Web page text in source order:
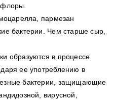
флоры.
пармезан
бактерии. Чем старше сыр,
образуются в процессе
ее употреблению в
бактерии, защищающие
вирусной,